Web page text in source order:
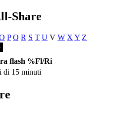
Share
P Q R S T U V W X Y Z
flash %Fl/Ri
di 15 minuti